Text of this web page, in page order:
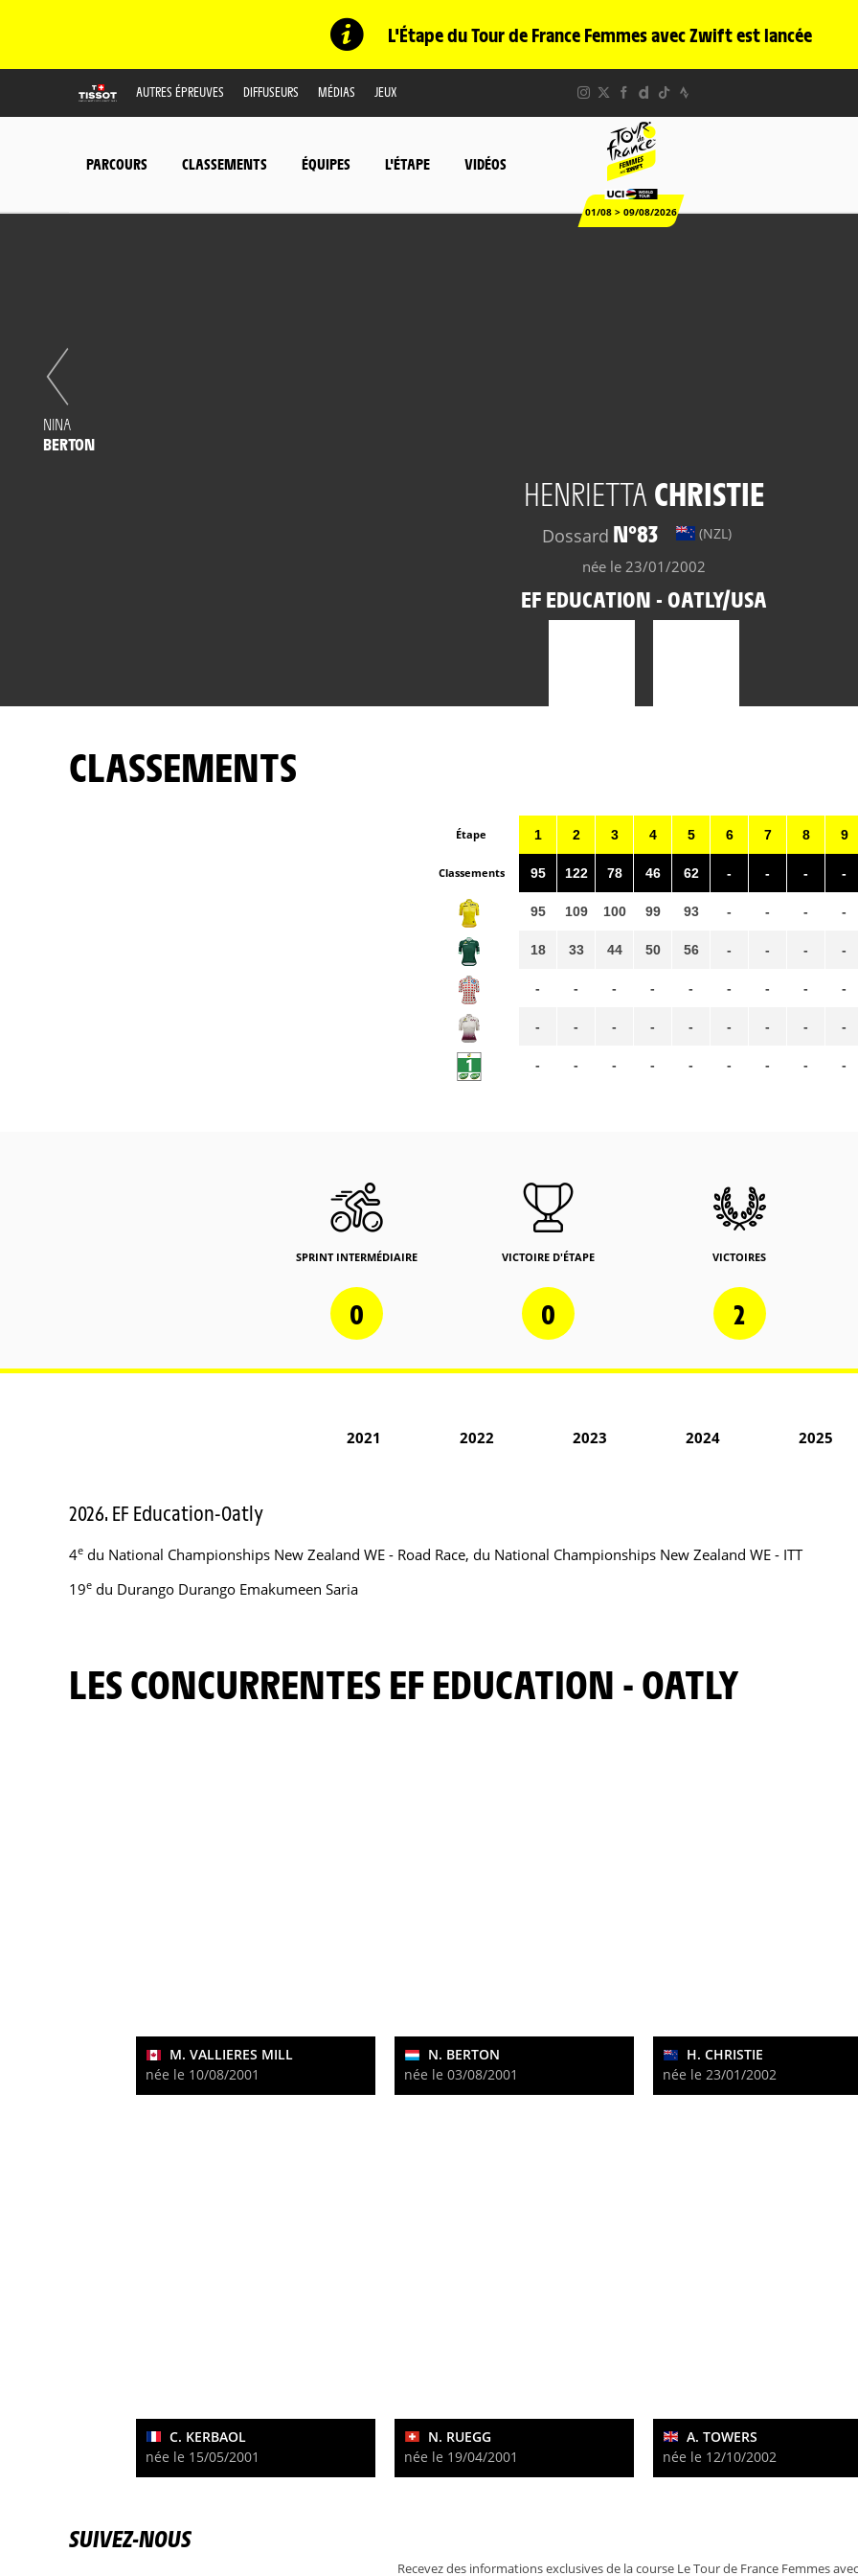
L'Étape du Tour de France Femmes avec Zwift est lancée
AUTRES ÉPREUVES DIFFUSEURS MÉDIAS JEUX
PARCOURS CLASSEMENTS ÉQUIPES L'ÉTAPE VIDÉOS
01/08 > 09/08/2026
HENRIETTA CHRISTIE
Dossard N°83 (NZL)
née le 23/01/2002
EF EDUCATION - OATLY/USA
NINA
BERTON
CLASSEMENTS
Étape
Classements
1
95
95
18
-
-
-
2
122
109
33
-
-
-
3
78
100
44
-
-
-
4
46
99
50
-
-
-
5
62
93
56
-
-
-
6
-
-
-
-
-
-
7
-
-
-
-
-
-
8
-
-
-
-
-
-
9
-
-
-
-
-
-
SPRINT INTERMÉDIAIRE
0
VICTOIRE D'ÉTAPE
0
VICTOIRES
2
2021 2022 2023 2024 2025
2026. EF Education-Oatly
4e du National Championships New Zealand WE - Road Race, du National Championships New Zealand WE - ITT
19e du Durango Durango Emakumeen Saria
LES CONCURRENTES EF EDUCATION - OATLY
M. VALLIERES MILL
née le 10/08/2001
N. BERTON
née le 03/08/2001
H. CHRISTIE
née le 23/01/2002
C. KERBAOL
née le 15/05/2001
N. RUEGG
née le 19/04/2001
A. TOWERS
née le 12/10/2002
SUIVEZ-NOUS
Recevez des informations exclusives de la course Le Tour de France Femmes